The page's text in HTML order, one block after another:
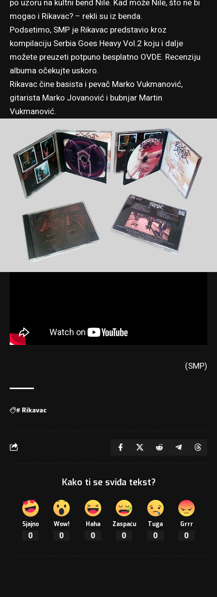
po uzoru na kultni bend Nile. Kad može Nile, što ne bi
mogao i Rikavac? – rekli su iz benda.
Podsetimo, SMP je Rikavac predstavio kroz
kompilaciju Serbia Goes Heavy Vol.2 koju i dalje
možete preuzeti potpuno besplatno OVDE. Recenziju
albuma očekujte uskoro.
Rikavac čine basista i pevač Marko Vukmanović,
gitarista Marko Jovanović i bubnjar Martin
Vukmanović.
(SMP)
# Rikavac
Kako ti se sviđa tekst?
Sjajno
0
Wow!
0
Haha
0
Zaspaću
0
Tuga
0
Grrr
0